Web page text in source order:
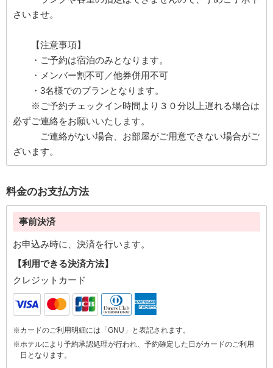
さいませ。
【注意事項】
・ご予約は宿泊のみとなります。
・メンバー割不可／他券併用不可
・3名様でのプランとなります。
※ご予約チェックイン時間より３０分以上遅れる場合は
必ずご連絡をお願いいたします。
ご連絡がない場合、お部屋がご用意できない場合がご
ざいます。
料金のお支払方法
事前決済
お申込み時に、決済を行います。
【利用できる決済方法】
クレジットカード
※カードのご利用明細には「GNU」と表記されます。
※ホテルにより予約承認処理が行われ、予約確定した日がカードのご利用
日となります。